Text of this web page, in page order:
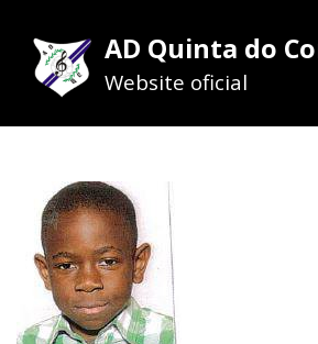
AD Quinta do
Website oficial